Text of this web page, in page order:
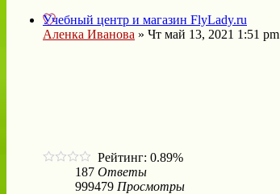
Учебный центр и магазин FlyLady.ru
Аленка Иванова » Чт май 13, 2021 1:51 pm
Рейтинг: 0.89%
187 Ответы
999479 Просмотры